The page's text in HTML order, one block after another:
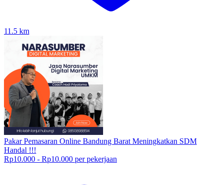
11.5 km
Pakar Pemasaran Online Bandung Barat Meningkatkan SDM
Handal !!!
Rp10.000 - Rp10.000 per pekerjaan